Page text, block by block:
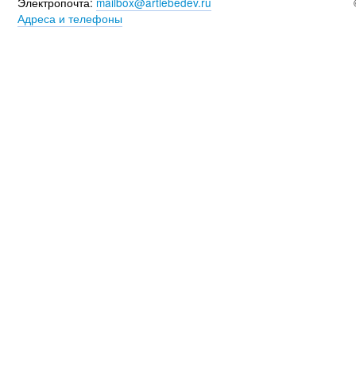
Адреса и телефоны